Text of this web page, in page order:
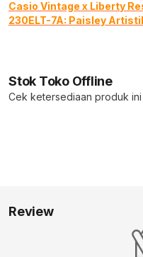
Casio Vintage x Liberty
230ELT-7A: Paisley
Stok Toko Offline
Cek ketersediaan produk
Review